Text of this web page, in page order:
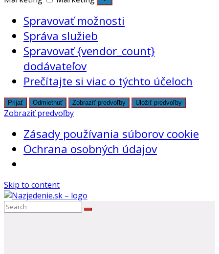
Spravovať možnosti
Správa služieb
Spravovať {vendor_count}
dodávateľov
Prečítajte si viac o týchto účeloch
Prijať Odmietnuť Zobraziť predvoľby Uložiť predvoľby
Zobraziť predvoľby
Zásady používania súborov cookie
Ochrana osobných údajov
Skip to content